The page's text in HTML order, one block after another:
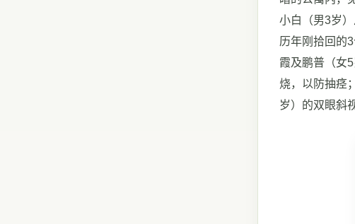
小白（男3岁
历年刚拾回的
霞及鹏普（女
烧，以防抽痉
岁）的双眼斜